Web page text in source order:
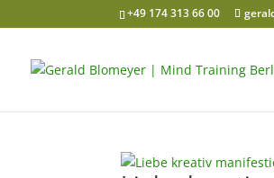
+49 174 313 66 00